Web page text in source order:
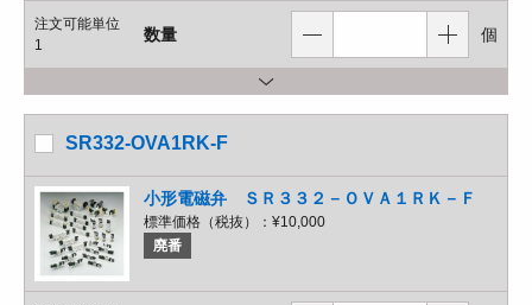
注文可能単位
1
数量 個
SR332-OVA1RK-F
小形電磁弁 ＳＲ３３２－ＯＶＡ１ＲＫ－Ｆ
標準価格（税抜）： ¥10,000
廃番